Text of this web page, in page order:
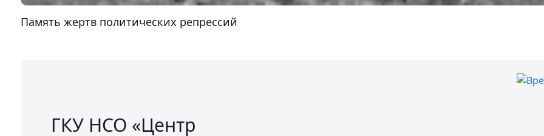
Память жертв политических репрессий
ГКУ НСО «Центр